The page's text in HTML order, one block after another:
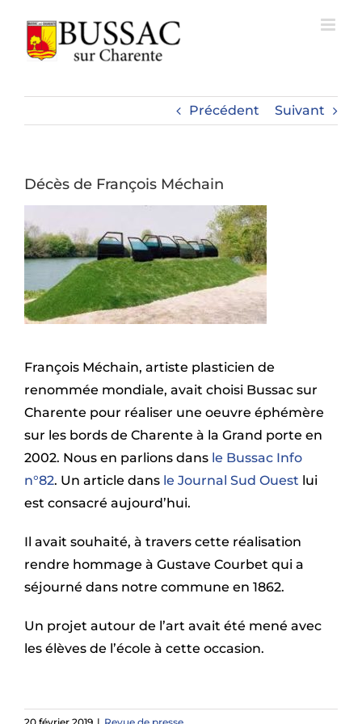
contenu
Précédent Suivant
Décès de François Méchain
François Méchain, artiste plasticien de
renommée mondiale, avait choisi Bussac sur
Charente pour réaliser une oeuvre éphémère
sur les bords de Charente à la Grand porte en
2002. Nous en parlions dans le Bussac Info
n°82. Un article dans le Journal Sud Ouest lui
est consacré aujourd’hui.
Il avait souhaité, à travers cette réalisation
rendre hommage à Gustave Courbet qui a
séjourné dans notre commune en 1862.
Un projet autour de l’art avait été mené avec
les élèves de l’école à cette occasion.